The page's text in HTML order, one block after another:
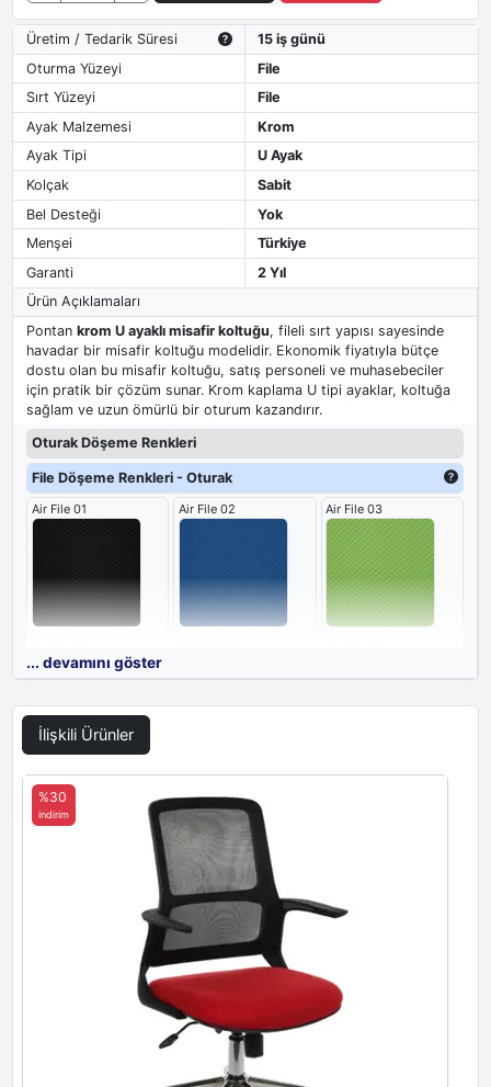
Üretim / Tedarik Süresi
15 iş günü
Oturma Yüzeyi
File
Sırt Yüzeyi
File
Ayak Malzemesi
Krom
Ayak Tipi
U Ayak
Kolçak
Sabit
Bel Desteği
Yok
Menşei
Türkiye
Garanti
2 Yıl
Ürün Açıklamaları
Pontan krom U ayaklı misafir koltuğu, fileli sırt yapısı sayesinde
havadar bir misafir koltuğu modelidir. Ekonomik fiyatıyla bütçe
dostu olan bu misafir koltuğu, satış personeli ve muhasebeciler
için pratik bir çözüm sunar. Krom kaplama U tipi ayaklar, koltuğa
sağlam ve uzun ömürlü bir oturum kazandırır.
Oturak Döşeme Renkleri
File Döşeme Renkleri - Oturak
Air File 01 Air File 02 Air File 03
Air File 07
Air File 11
Air File 14
... devamını göster
İlişkili Ürünler
%30
indirim